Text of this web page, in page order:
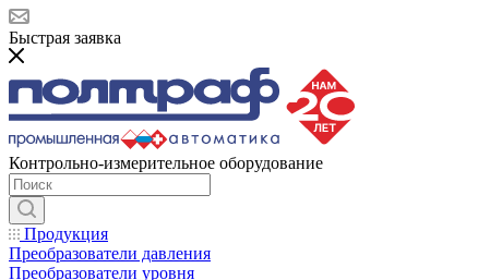
Быстрая заявка
Контрольно-измерительное оборудование
Продукция
Преобразователи давления
Преобразователи уровня